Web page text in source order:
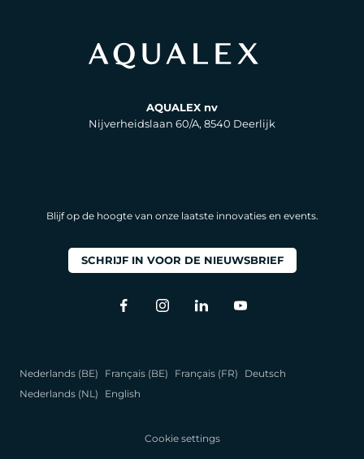
AQUALEX nv
Nijverheidslaan 60/A, 8540 Deerlijk
Blijf op de hoogte van onze laatste innovaties en events.
SCHRIJF IN VOOR DE NIEUWSBRIEF
Nederlands (BE) Français (BE) Français (FR)
Deutsch
Nederlands (NL)
English
Cookie settings